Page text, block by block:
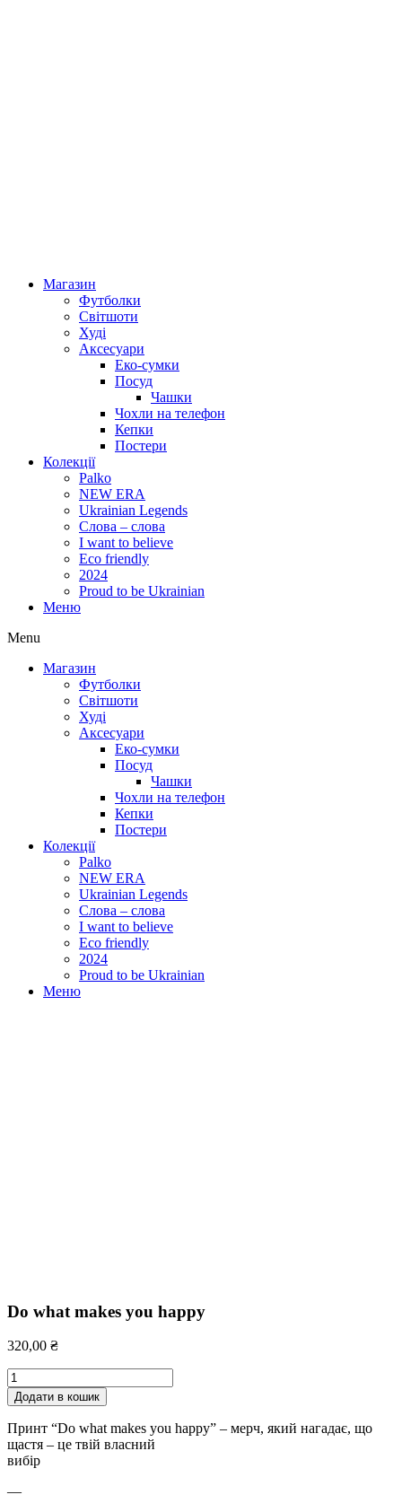
Магазин
Футболки
Світшоти
Худі
Аксесуари
Еко-сумки
Посуд
Чашки
Чохли на телефон
Кепки
Постери
Колекції
Palko
NEW ERA
Ukrainian Legends
Слова – слова
I want to believe
Eco friendly
2024
Proud to be Ukrainian
Меню
Menu
Магазин
Футболки
Світшоти
Худі
Аксесуари
Еко-сумки
Посуд
Чашки
Чохли на телефон
Кепки
Постери
Колекції
Palko
NEW ERA
Ukrainian Legends
Слова – слова
I want to believe
Eco friendly
2024
Proud to be Ukrainian
Меню
Do what makes you happy
320,00 ₴
Do
what
makes
you
happy
кількість
Додати в кошик
Принт “Do what makes you happy” – мерч, який нагадає, що
щастя – це твій власний
вибір
—